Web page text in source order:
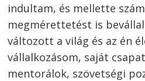
indultam, és mellette
megmérettetést is
változott a világ és az én
vállalkozásom, saját
mentorálok, szövetségi